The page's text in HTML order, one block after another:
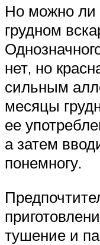
Но можно ли
грудном
нет, но
сильным
месяцы
ее
а затем
понемногу.
тушение и